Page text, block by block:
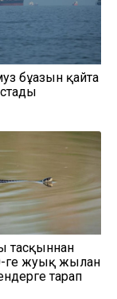
бұғазын қайта
тасқыннан
ге жуық жылан
тарап